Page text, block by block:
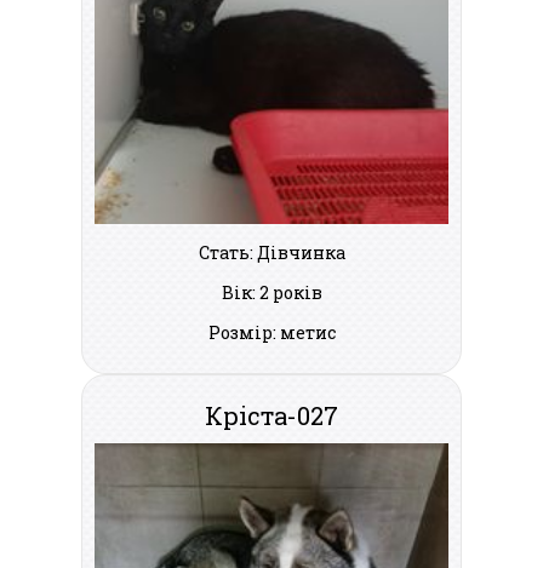
Стать: Дівчинка
Вік: 2 років
Розмір: метис
Кріста-027